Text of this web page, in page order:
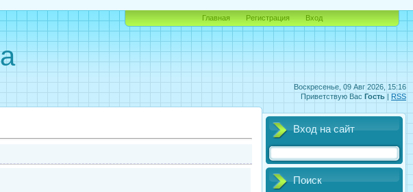
Воскресенье, 09 Авг 2026, 15:16
Приветствую Вас Гость | RSS
Главная Регистрация Вход
Вход на сайт
Поиск